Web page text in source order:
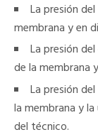
La presión
membrana y en
La presión
de la membrana
La presión
la membrana y
del técnico.